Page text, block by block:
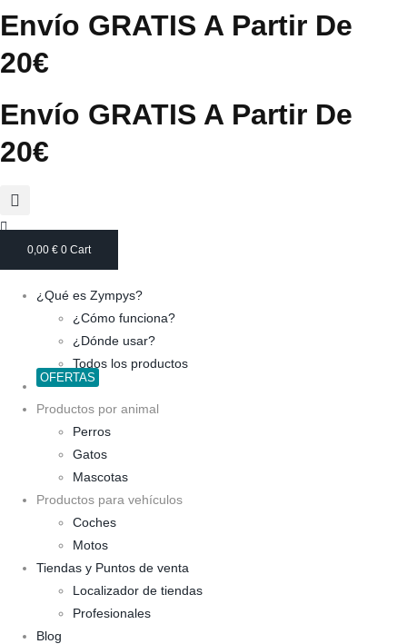
Ir
al
contenido
Envío GRATIS A Partir De
20€
Envío GRATIS A Partir De
20€
0,00 € 0 Cart
¿Qué es Zympys?
¿Cómo funciona?
¿Dónde usar?
Todos los productos
OFERTAS
Productos por animal
Perros
Gatos
Mascotas
Productos para vehículos
Coches
Motos
Tiendas y Puntos de venta
Localizador de tiendas
Profesionales
Blog